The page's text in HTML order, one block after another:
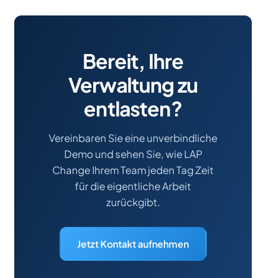
Bereit, Ihre
Verwaltung zu
entlasten?
Vereinbaren Sie eine unverbindliche
Demo und sehen Sie, wie LAP
Change Ihrem Team jeden Tag Zeit
für die eigentliche Arbeit
zurückgibt.
Jetzt Kontakt aufnehmen